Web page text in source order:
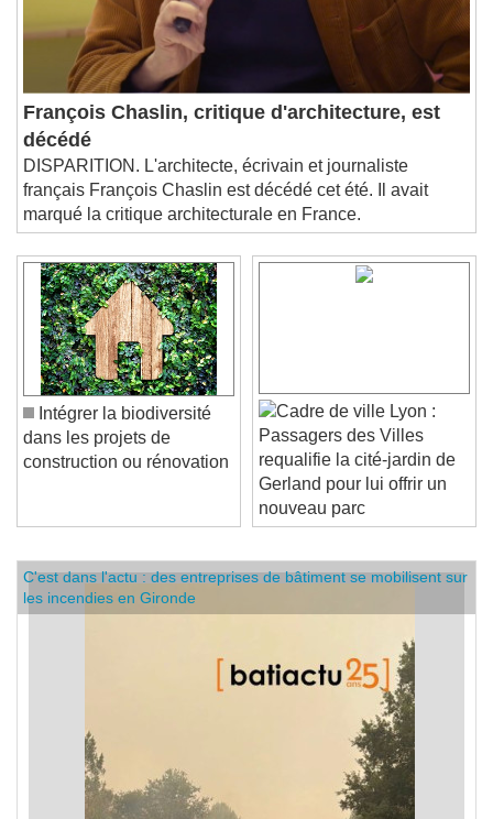
François Chaslin, critique d'architecture, est
décédé
DISPARITION. L'architecte, écrivain et journaliste
français François Chaslin est décédé cet été. Il avait
marqué la critique architecturale en France.
Intégrer la biodiversité
dans les projets de
Lyon :
Passagers des Villes
requalifie la cité-jardin de
Gerland pour lui offrir un
nouveau parc
C'est dans l'actu : des entreprises de bâtiment se mobilisent sur
les incendies en Gironde